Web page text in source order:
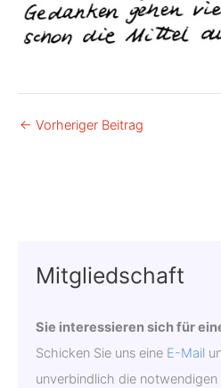
← Vorheriger Beitrag
Mitgliedschaft
Sie interessieren sich für
Schicken Sie uns eine E-Mail
unverbindlich die